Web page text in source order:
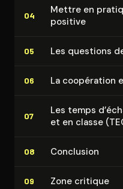
04
Mettre en
positive
05 Les questions
06 La coopération
07
Les temps
et en classe
08 Conclusion
09 Zone critique